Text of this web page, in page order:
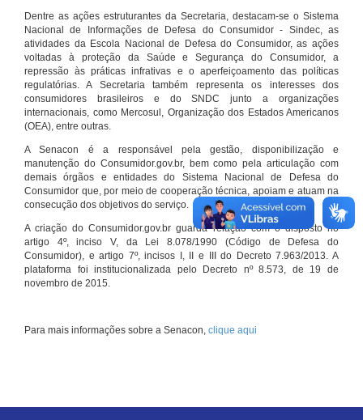
Dentre as ações estruturantes da Secretaria, destacam-se o Sistema
Nacional de Informações de Defesa do Consumidor - Sindec, as
atividades da Escola Nacional de Defesa do Consumidor, as ações
voltadas à proteção da Saúde e Segurança do Consumidor, a
repressão às práticas infrativas e o aperfeiçoamento das políticas
regulatórias. A Secretaria também representa os interesses dos
consumidores brasileiros e do SNDC junto a organizações
internacionais, como Mercosul, Organização dos Estados Americanos
(OEA), entre outras.
A Senacon é a responsável pela gestão, disponibilização e
manutenção do Consumidor.gov.br, bem como pela articulação com
demais órgãos e entidades do Sistema Nacional de Defesa do
Consumidor que, por meio de cooperação técnica, apoiam e atuam na
consecução dos objetivos do serviço.
A criação do Consumidor.gov.br guarda relação com o disposto no
artigo 4º, inciso V, da Lei 8.078/1990 (Código de Defesa do
Consumidor), e artigo 7º, incisos I, II e III do Decreto 7.963/2013. A
plataforma foi institucionalizada pelo Decreto nº 8.573, de 19 de
novembro de 2015.
Para mais informações sobre a Senacon, clique aqui